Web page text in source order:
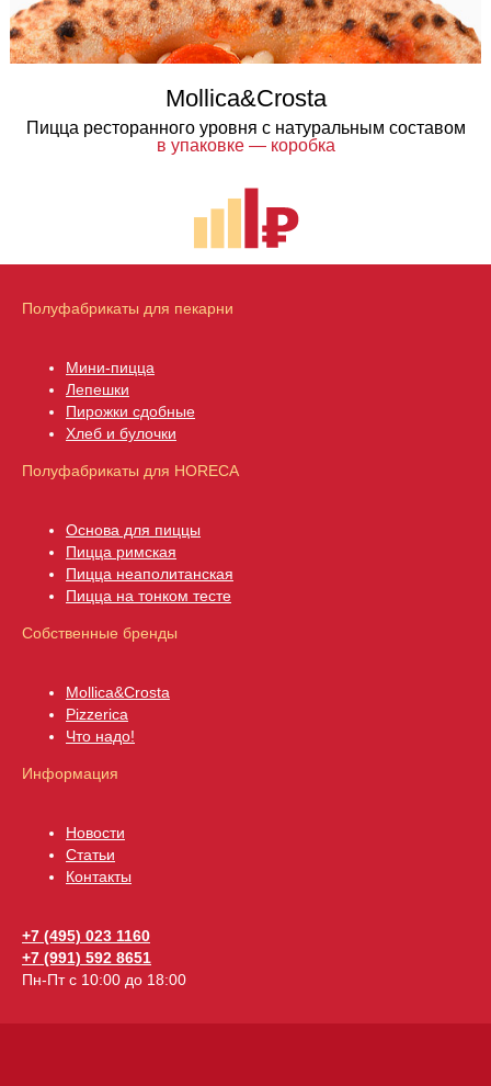
Mollica&Crosta
Пицца ресторанного уровня с натуральным составом
в упаковке — коробка
Полуфабрикаты для пекарни
Мини-пицца
Лепешки
Пирожки сдобные
Хлеб и булочки
Полуфабрикаты для HORECA
Основа для пиццы
Пицца римская
Пицца неаполитанская
Пицца на тонком тесте
Собственные бренды
Mollica&Crosta
Pizzerica
Что надо!
Информация
Новости
Статьи
Контакты
+7 (495) 023 1160
+7 (991) 592 8651
Пн-Пт с 10:00 до 18:00